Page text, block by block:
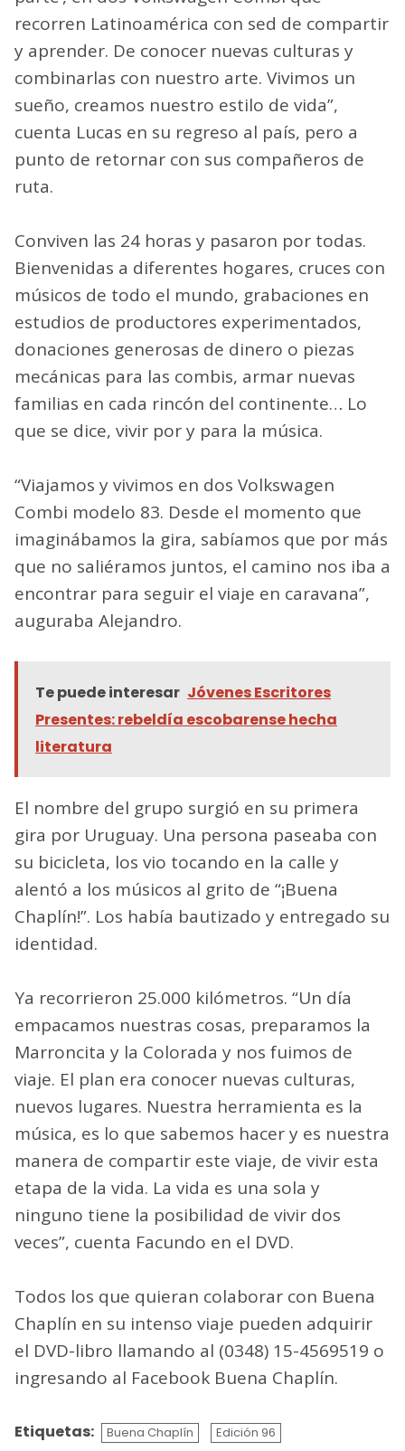
recorren Latinoamérica con sed de compartir
y aprender. De conocer nuevas culturas y
combinarlas con nuestro arte. Vivimos un
sueño, creamos nuestro estilo de vida”,
cuenta Lucas en su regreso al país, pero a
punto de retornar con sus compañeros de
ruta.
Conviven las 24 horas y pasaron por todas.
Bienvenidas a diferentes hogares, cruces con
músicos de todo el mundo, grabaciones en
estudios de productores experimentados,
donaciones generosas de dinero o piezas
mecánicas para las combis, armar nuevas
familias en cada rincón del continente… Lo
que se dice, vivir por y para la música.
“Viajamos y vivimos en dos Volkswagen
Combi modelo 83. Desde el momento que
imaginábamos la gira, sabíamos que por más
que no saliéramos juntos, el camino nos iba a
encontrar para seguir el viaje en caravana”,
auguraba Alejandro.
Te puede interesar Jóvenes Escritores
Presentes: rebeldía escobarense hecha
literatura
El nombre del grupo surgió en su primera
gira por Uruguay. Una persona paseaba con
su bicicleta, los vio tocando en la calle y
alentó a los músicos al grito de “¡Buena
Chaplín!”. Los había bautizado y entregado su
identidad.
Ya recorrieron 25.000 kilómetros. “Un día
empacamos nuestras cosas, preparamos la
Marroncita y la Colorada y nos fuimos de
viaje. El plan era conocer nuevas culturas,
nuevos lugares. Nuestra herramienta es la
música, es lo que sabemos hacer y es nuestra
manera de compartir este viaje, de vivir esta
etapa de la vida. La vida es una sola y
ninguno tiene la posibilidad de vivir dos
veces”, cuenta Facundo en el DVD.
Todos los que quieran colaborar con Buena
Chaplín en su intenso viaje pueden adquirir
el DVD-libro llamando al (0348) 15-4569519 o
ingresando al Facebook Buena Chaplín.
Etiquetas: Buena Chaplín
Edición 96